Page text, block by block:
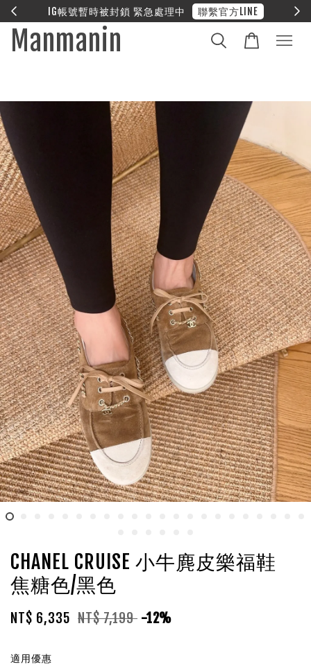
聯繫官方LINE ❤︎ 全館滿兩萬享免運
Manmanin
CHANEL CRUISE 小牛麂皮樂福鞋
焦糖色/黑色
NT$ 6,335 NT$ 7,199 -12%
適用優惠